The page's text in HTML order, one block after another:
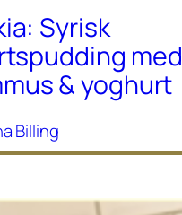
Syrisk
med
& yoghurt
Billing